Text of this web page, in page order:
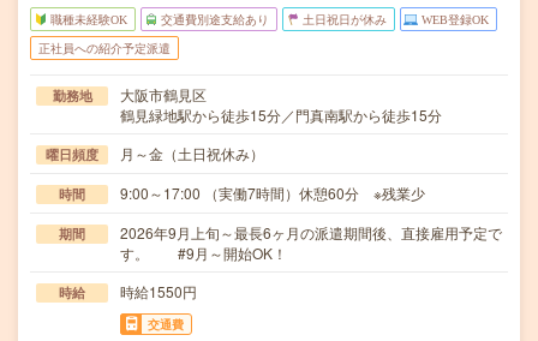
職種未経験OK 交通費別途支給あり 土日祝日が休み WEB登録OK
正社員への紹介予定派遣
勤務地
大阪市鶴見区
鶴見緑地駅から徒歩15分／門真南駅から徒歩15分
曜日頻度 月～金（土日祝休み）
時間 9:00～17:00 （実働7時間）休憩60分 ※残業少
期間
2026年9月上旬～最長6ヶ月の派遣期間後、直接雇用予定で
す。 #9月～開始OK！
時給 時給1550円
交通費